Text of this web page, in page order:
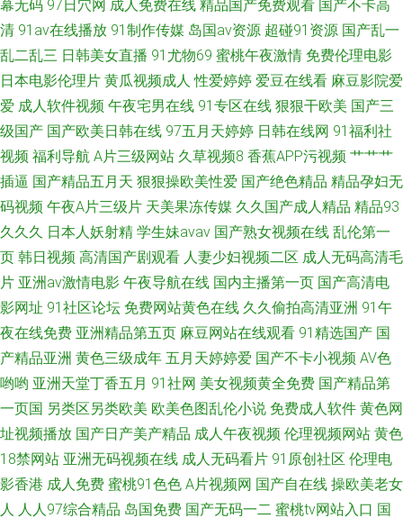
索 电影 国产精成人品AV 亚洲第一自拍 九九线精品视频 影视播放 留守女士
9191香蕉 年轻的岳坶三浦惠理子 61视频网站免费入口在线看 免费激情网站
国 最近手机中文字幕大全 女婿有劲枪枪 91日本中文字幕 欧美日韩亚洲国产
v 9277影 欧美偷窥清纯综合图区 99热首页15 欧洲视频一区 传媒91伦理视频
上司粗大拔不出来电影 国产精品后 桃花乐导航网址 国产a不卡片 三级特黄高
清完整视 国产91丝 无码导航 国产精品琪琪在线 天天干高清 国产精品一区不
卡永久 香蕉免费一区二区三区 国产影视精品欧美 亚洲国产精品微拍大全 国
产伊人久久 亚洲人网站 久久先锋资源站 在线观看免费亚洲
幕无码 97日穴网 成人免费在线 精品国产免费观看 国产不卡高
清 91av在线播放 91制作传媒 岛国av资源 超碰91资源 国产乱一
乱二乱三 日韩美女直播 91尤物69 蜜桃午夜激情 免费伦理电影
日本电影伦理片 黄瓜视频成人 性爱婷婷 爱豆在线看 麻豆影院爱
爱 成人软件视频 午夜宅男在线 91专区在线 狠狠干欧美 国产三
级国产 国产欧美日韩在线 97五月天婷婷 日韩在线网 91福利社
视频 福利导航 A片三级网站 久草视频8 香蕉APP污视频 艹艹艹
插逼 国产精品五月天 狠狠操欧美性爱 国产绝色精品 精品孕妇无
码视频 午夜A片三级片 天美果冻传媒 久久国产成人精品 精品93
久久久 日本人妖射精 学生妹avav 国产熟女视频在线 乱伦第一
页 韩日视频 高清国产剧观看 人妻少妇视频二区 成人无码高清毛
片 亚洲av激情电影 午夜导航在线 国内主播第一页 国产高清电
影网址 91社区论坛 免费网站黄色在线 久久偷拍高清亚洲 91午
夜在线免费 亚洲精品第五页 麻豆网站在线观看 91精选国产 国
产精品亚洲 黄色三级成年 五月天婷婷爱 国产不卡小视频 AV色
哟哟 亚洲天堂丁香五月 91社网 美女视频黄全免费 国产精品第
一页国 另类区另类欧美 欧美色图乱伦小说 免费成人软件 黄色网
址视频播放 国产日产美产精品 成人午夜视频 伦理视频网站 黄色
18禁网站 亚洲无码视频在线 成人无码看片 91原创社区 伦理电
影香港 成人免费 蜜桃91色色 A片视频网 国产自在线 操欧美老女
人 人人97综合精品 岛国免费 国产无码一二 蜜桃tv网站入口 国